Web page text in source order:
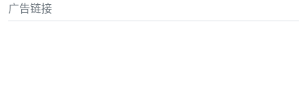
广告链接